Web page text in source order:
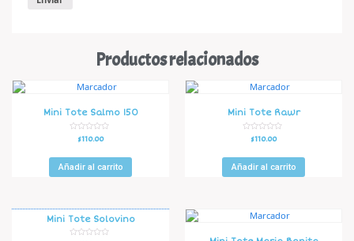
Productos relacionados
Mini Tote Salmo 150
o
r
a
d
0
d
e
5
$110.00
Añadir al carrito
Mini Tote Rawr
o
r
a
d
$110.00
Añadir al carrito
Mini Tote Solovino